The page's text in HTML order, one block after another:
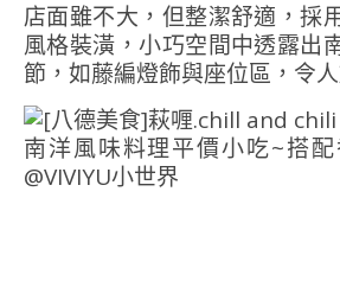
店面雖不大，但整潔舒適，採
風格裝潢，小巧空間中透露出
節，如藤編燈飾與座位區，令人